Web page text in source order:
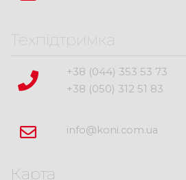
Техпідтримка
+38 (044) 353 53 73
+38 (050) 312 51 83
info@koni.com.ua
Карта